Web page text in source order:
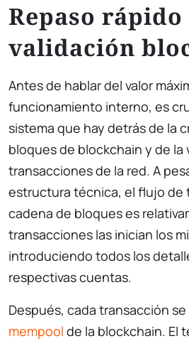
Repaso
validación
Antes de hablar del valor
funcionamiento interno, es
sistema que hay detrás de la
bloques de blockchain y de la
transacciones de la red. A
estructura técnica, el flujo de
cadena de bloques es
transacciones las inician los
introduciendo todos los
respectivas cuentas.
Después, cada transacción
mempool de la blockchain. El